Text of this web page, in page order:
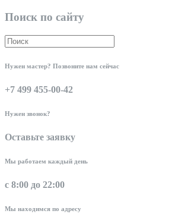
Поиск по сайту
Нужен мастер? Позвоните нам сейчас
+7 499 455-00-42
Нужен звонок?
Оставьте заявку
Мы работаем каждый день
с 8:00 до 22:00
Мы находимся по адресу